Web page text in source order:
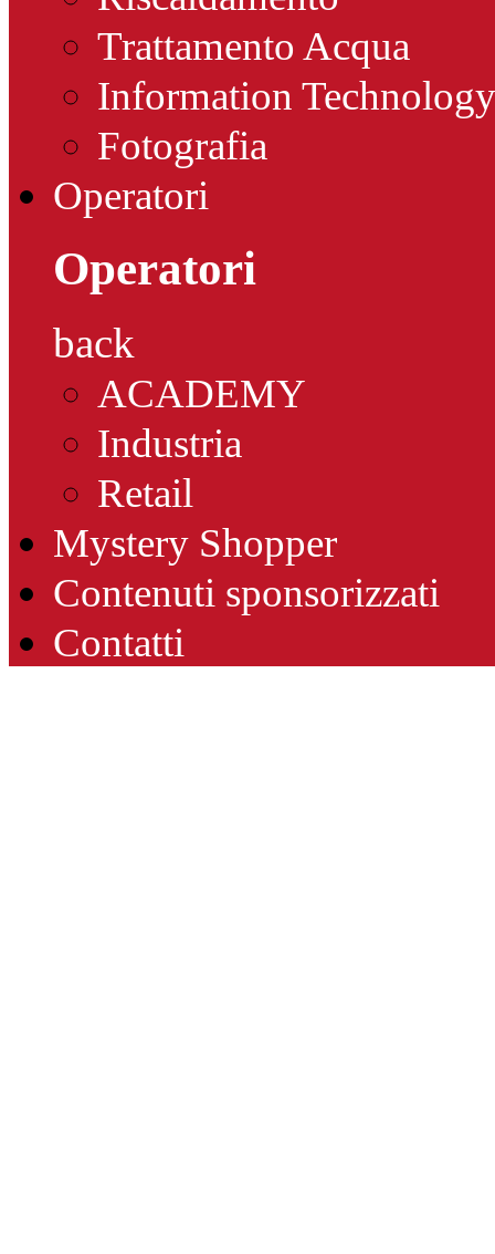
Trattamento Acqua
Information Technology
Fotografia
Operatori
Operatori
back
ACADEMY
Industria
Retail
Mystery Shopper
Contenuti sponsorizzati
Contatti